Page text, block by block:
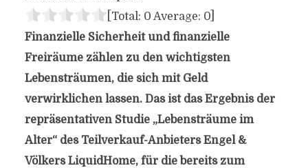
[Total: 0 Average: 0]
Finanzielle Sicherheit und finanzielle
Freiräume zählen zu den wichtigsten
Lebensträumen, die sich mit Geld
verwirklichen lassen. Das ist das Ergebnis der
repräsentativen Studie „Lebensträume im
Alter“ des Teilverkauf-Anbieters Engel &
Völkers LiquidHome, für die bereits zum